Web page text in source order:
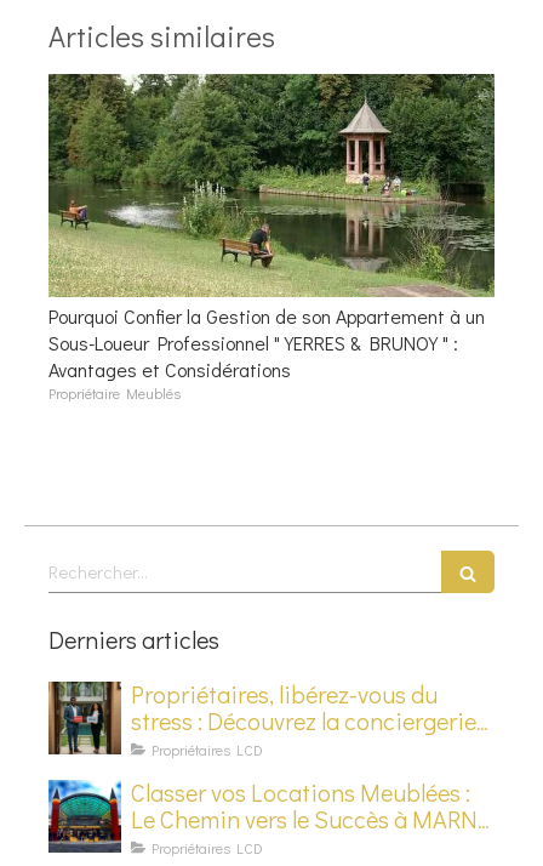
Articles similaires
Pourquoi Confier la Gestion de son Appartement à un
Sous-Loueur Professionnel " YERRES & BRUNOY " :
Avantages et Considérations
Propriétaire Meublés
Rechercher
Derniers articles
Propriétaires, libérez-vous du
stress : Découvrez la conciergerie
haut de gamme
Propriétaires LCD
Classer vos Locations Meublées :
Le Chemin vers le Succès à MARNE
LA VALLÉE CHESSY en 2024
Propriétaires LCD